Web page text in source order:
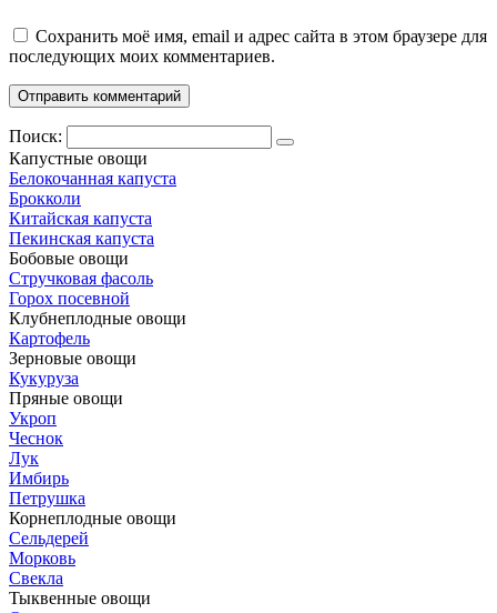
Сохранить моё имя, email и адрес сайта в этом браузере для
последующих моих комментариев.
Поиск:
Капустные овощи
Белокочанная капуста
Брокколи
Китайская капуста
Пекинская капуста
Бобовые овощи
Стручковая фасоль
Горох посевной
Клубнеплодные овощи
Картофель
Зерновые овощи
Кукуруза
Пряные овощи
Укроп
Чеснок
Лук
Имбирь
Петрушка
Корнеплодные овощи
Сельдерей
Морковь
Свекла
Тыквенные овощи